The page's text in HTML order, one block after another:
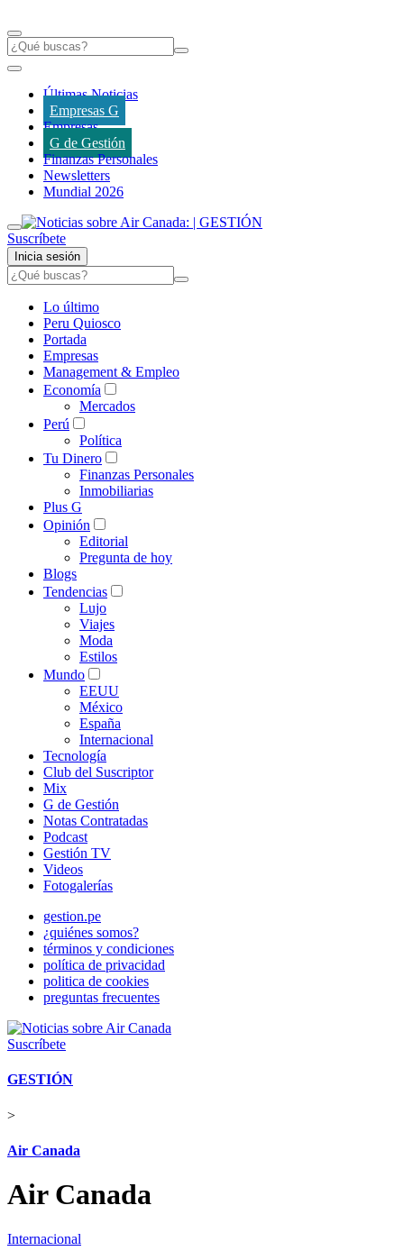
Últimas Noticias
Empresas G
Empresas
G de Gestión
Finanzas Personales
Newsletters
Mundial 2026
Suscríbete
Inicia sesión
Lo último
Peru Quiosco
Portada
Empresas
Management & Empleo
Economía
Mercados
Perú
Política
Tu Dinero
Finanzas Personales
Inmobiliarias
Plus G
Opinión
Editorial
Pregunta de hoy
Blogs
Tendencias
Lujo
Viajes
Moda
Estilos
Mundo
EEUU
México
España
Internacional
Tecnología
Club del Suscriptor
Mix
G de Gestión
Notas Contratadas
Podcast
Gestión TV
Videos
Fotogalerías
gestion.pe
¿quiénes somos?
términos y condiciones
política de privacidad
politica de cookies
preguntas frecuentes
Suscríbete
GESTIÓN
>
Air Canada
Air Canada
Internacional